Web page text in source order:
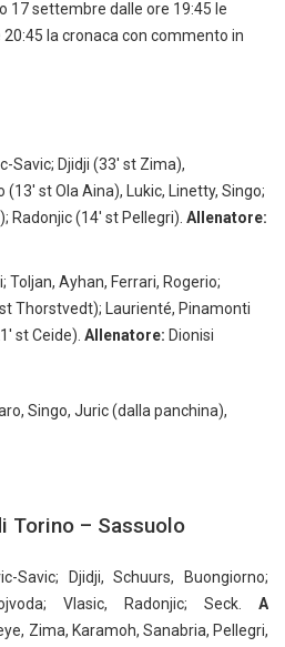
17 settembre dalle ore 19:45 le
la cronaca con commento in
Savic; Djidji (33' st Zima),
(13' st Ola Aina), Lukic, Linetty, Singo;
Radonjic (14' st Pellegri). Allenatore:
Toljan, Ayhan, Ferrari, Rogerio;
Thorstvedt); Laurienté, Pinamonti
st Ceide). Allenatore: Dionisi
Singo, Juric (dalla panchina),
Torino – Sassuolo
Savic; Djidji, Schuurs, Buongiorno;
Vlasic, Radonjic; Seck. A
Zima, Karamoh, Sanabria, Pellegri,